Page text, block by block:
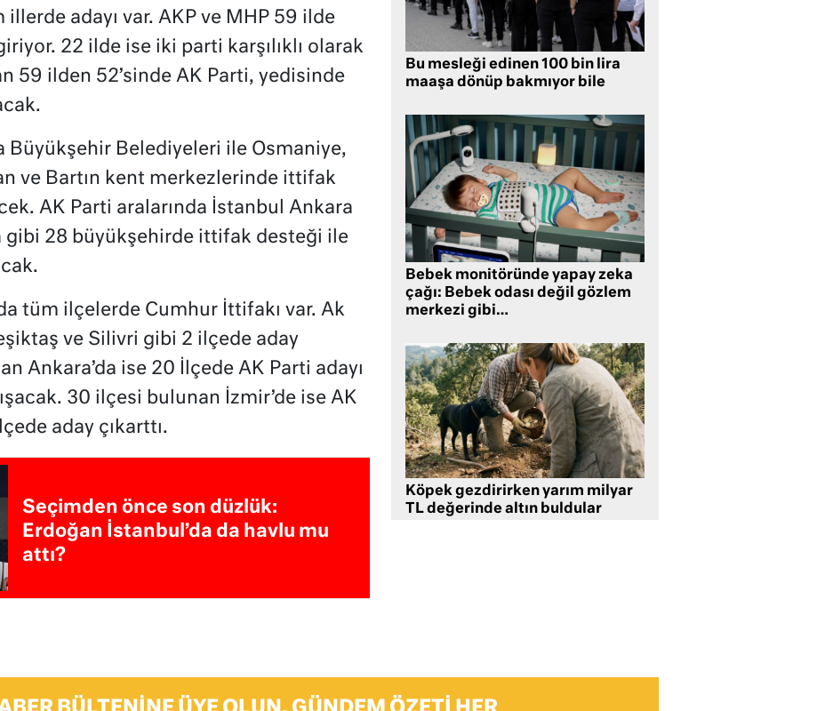
illerde adayı var. AKP ve MHP 59 ilde
22 ilde ise iki parti karşılıklı olarak
59 ilden 52’sinde AK Parti, yedisinde
Büyükşehir Belediyeleri ile Osmaniye,
ve Bartın kent merkezlerinde ittifak
AK Parti aralarında İstanbul Ankara
gibi 28 büyükşehirde ittifak desteği ile
tüm ilçelerde Cumhur İttifakı var. Ak
ve Silivri gibi 2 ilçede aday
Ankara’da ise 20 İlçede AK Parti adayı
30 ilçesi bulunan İzmir’de ise AK
aday çıkarttı.
Seçimden önce son düzlük:
Erdoğan İstanbul’da da havlu mu
attı?
Bu mesleği edinen 100 bin lira
maaşa dönüp bakmıyor bile
Bebek monitöründe yapay zeka
çağı: Bebek odası değil gözlem
merkezi gibi…
Köpek gezdirirken yarım milyar
TL değerinde altın buldular